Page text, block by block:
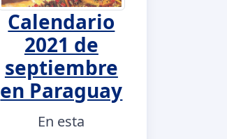
Calendario
2021 de
septiembre
en Paraguay
En esta